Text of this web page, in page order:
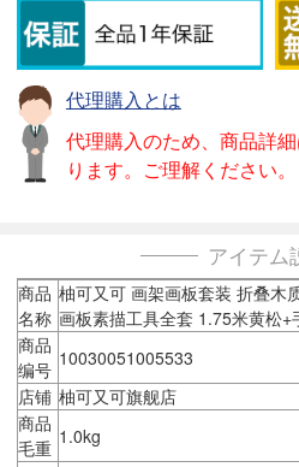
代理購入とは
代理購入のため、商品詳
ります。ご理解ください。
アイテム
商品
名称
柚可又可 画架画板套装 折叠木
画板素描工具全套 1.75米黄松+
商品
编号 10030051005533
店铺 柚可又可旗舰店
商品
毛重 1.0kg